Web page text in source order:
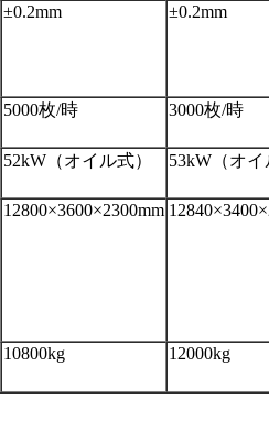
±0.2mm ±0.2mm
5000枚/時 3000枚/時
52kW（オイル式） 53kW（オ
12800×3600×2300mm
10800kg 12000kg